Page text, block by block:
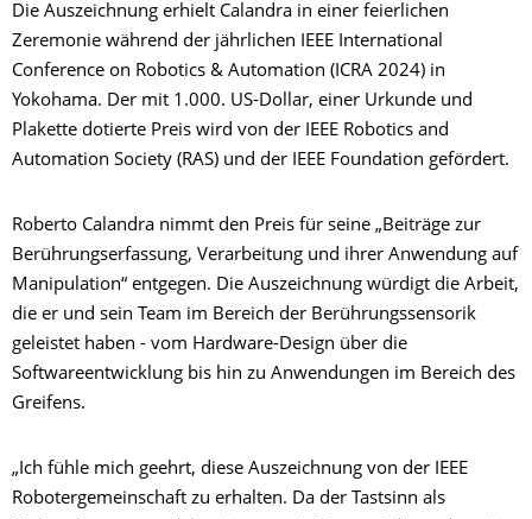
Die Auszeichnung erhielt Calandra in einer feierlichen
Zeremonie während der jährlichen IEEE International
Conference on Robotics & Automation (ICRA 2024) in
Yokohama. Der mit 1.000. US-Dollar, einer Urkunde und
Plakette dotierte Preis wird von der IEEE Robotics and
Automation Society (RAS) und der IEEE Foundation gefördert.
Roberto Calandra nimmt den Preis für seine „Beiträge zur
Berührungserfassung, Verarbeitung und ihrer Anwendung auf
Manipulation“ entgegen. Die Auszeichnung würdigt die Arbeit,
die er und sein Team im Bereich der Berührungssensorik
geleistet haben - vom Hardware-Design über die
Softwareentwicklung bis hin zu Anwendungen im Bereich des
Greifens.
„Ich fühle mich geehrt, diese Auszeichnung von der IEEE
Robotergemeinschaft zu erhalten. Da der Tastsinn als